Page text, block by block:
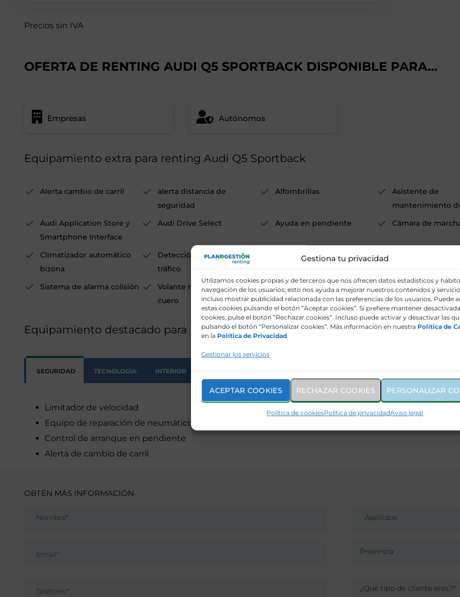
Gestiona tu privacidad
Utilizamos cookies propias y de terceros que nos ofrecen datos estadísticos y
navegación de los usuarios; esto nos ayuda a mejorar nuestros contenidos y
incluso mostrar publicidad relacionada con las preferencias de los usuarios. Puede
estas cookies pulsando el botón “Aceptar cookies”. Si prefiere mantener
cookies, pulse el botón “Rechazar cookies”. Incluso puede activar y desactivar las
pulsando el botón “Personalizar cookies”. Más información en nuestra Política de
en la Política de Privacidad
Gestionar los servicios
ACEPTAR COOKIES RECHAZAR COOKIES PERSONALIZAR
Política de cookiesPolítica de privacidadAviso legal
Precios sin IVA
OFERTA DE RENTING AUDI Q5 SPORTBACK DISPONIBLE PARA…
Empresas Autónomos
Equipamiento extra para renting Audi Q5 Sportback
Alerta cambio de carril
alerta distancia de
seguridad
Alfombrillas
Asistente de
mantenimiento
Audi Application Store y
Smartphone Interface
Audi Drive Select Ayuda en pendiente Cámara de
Climatizador automático
bizona
Detección de señales de
tráfico
Detección de subinflado
Sistema de alarma colisión
Volante multifunción de
cuero
Equipamiento destacado para renting Audi Q5 Sportback
SEGURIDAD TECNOLOGÍA INTERIOR
Limitador de velocidad
Equipo de reparación de neumáticos
Control de arranque en pendiente
Alerta de cambio de carril
OBTÉN MÁS INFORMACIÓN
Provincia
¿Qué tipo de cliente eres?*